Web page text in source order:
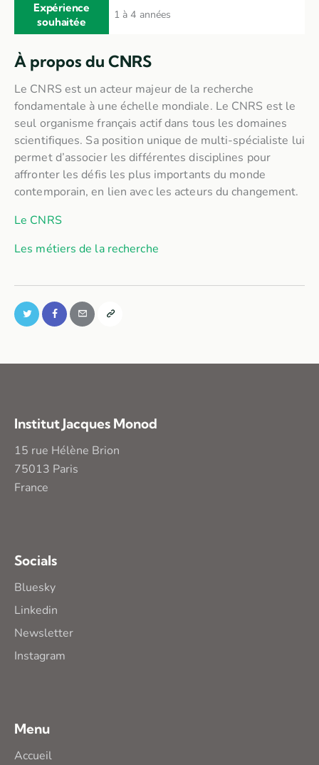
Expérience
souhaitée
1 à 4 années
À propos du CNRS
Le CNRS est un acteur majeur de la recherche
fondamentale à une échelle mondiale. Le CNRS est le
seul organisme français actif dans tous les domaines
scientifiques. Sa position unique de multi-spécialiste lui
permet d’associer les différentes disciplines pour
affronter les défis les plus importants du monde
contemporain, en lien avec les acteurs du changement.
Le CNRS
Les métiers de la recherche
Institut Jacques Monod
15 rue Hélène Brion
75013 Paris
France
Socials
Bluesky
Linkedin
Newsletter
Instagram
Menu
Accueil